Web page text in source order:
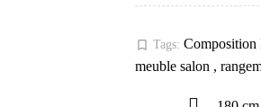
bookmark_border Tags: Composition
meuble salon ,